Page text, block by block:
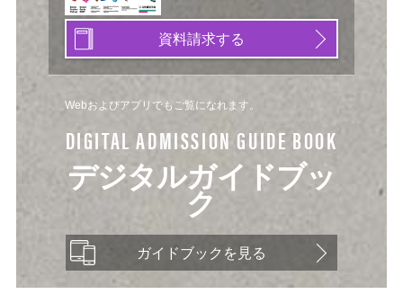
資料請求する
Webおよびアプリでもご覧になれます。
DIGITAL ADMISSION GUIDE BOOK
デジタルガイドブッ
ク
ガイドブックを見る